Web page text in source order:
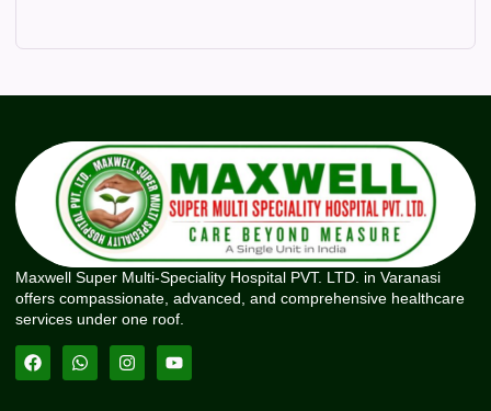
Maxwell Super Multi-Speciality Hospital PVT. LTD. in Varanasi
offers compassionate, advanced, and comprehensive healthcare
services under one roof.